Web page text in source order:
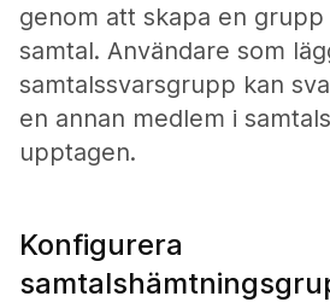
genom att skapa en
samtal. Användare som
samtalssvarsgrupp kan
en annan medlem i
upptagen.
Konfigurera